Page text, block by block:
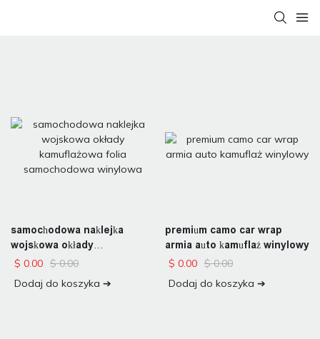
samochodowa naklejka
wojskowa okłady
kamuflażowa folia
$ 0.00 $0.00
Dodaj do koszyka ➔
premium camo car wrap
armia auto kamuflaż winylowy
$ 0.00 $0.00
Dodaj do koszyka ➔